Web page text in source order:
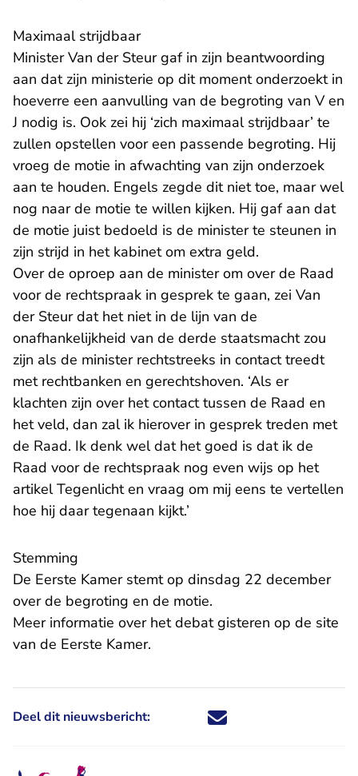
Maximaal strijdbaar
Minister Van der Steur gaf in zijn beantwoording
aan dat zijn ministerie op dit moment onderzoekt in
hoeverre een aanvulling van de begroting van V en
J nodig is. Ook zei hij ‘zich maximaal strijdbaar’ te
zullen opstellen voor een passende begroting. Hij
vroeg de motie in afwachting van zijn onderzoek
aan te houden. Engels zegde dit niet toe, maar wel
nog naar de motie te willen kijken. Hij gaf aan dat
de motie juist bedoeld is de minister te steunen in
zijn strijd in het kabinet om extra geld.
Over de oproep aan de minister om over de Raad
voor de rechtspraak in gesprek te gaan, zei Van
der Steur dat het niet in de lijn van de
onafhankelijkheid van de derde staatsmacht zou
zijn als de minister rechtstreeks in contact treedt
met rechtbanken en gerechtshoven. ‘Als er
klachten zijn over het contact tussen de Raad en
het veld, dan zal ik hierover in gesprek treden met
de Raad. Ik denk wel dat het goed is dat ik de
Raad voor de rechtspraak nog even wijs op het
artikel Tegenlicht en vraag om mij eens te vertellen
hoe hij daar tegenaan kijkt.’
Stemming
De Eerste Kamer stemt op dinsdag 22 december
over de begroting en de motie.
Meer informatie over het debat gisteren op de site
van de Eerste Kamer- U verlaat Rechtspraak.nl
.
Deel dit nieuwsbericht: Deel dit nieuwsbericht via X -
Deel dit nieuwsbericht via
Deel dit nieuwsbericht
Deel dit